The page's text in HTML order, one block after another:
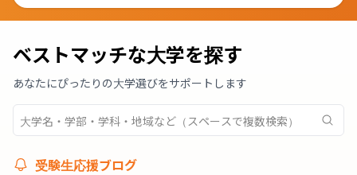
ベストマッチな大学を探す
あなたにぴったりの大学選びをサポートします
受験生応援ブログ